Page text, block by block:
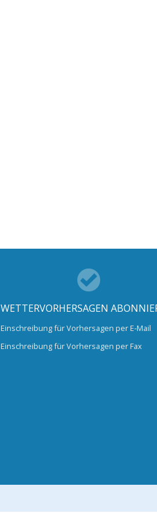
WETTERVORHERSAGEN
Einschreibung für Vorhersagen per E-Mail
Einschreibung für Vorhersagen per Fax